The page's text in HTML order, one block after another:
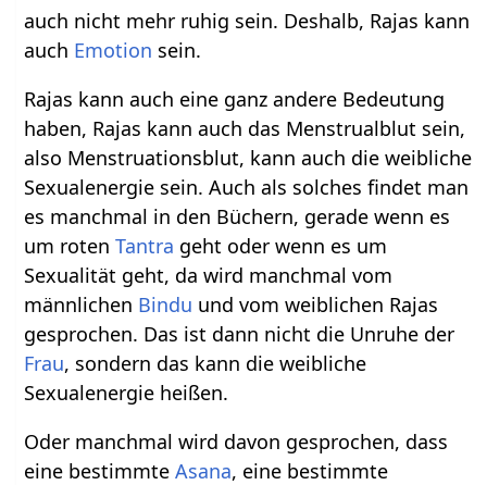
auch nicht mehr ruhig sein. Deshalb, Rajas kann
auch Emotion sein.
Rajas kann auch eine ganz andere Bedeutung
haben, Rajas kann auch das Menstrualblut sein,
also Menstruationsblut, kann auch die weibliche
Sexualenergie sein. Auch als solches findet man
es manchmal in den Büchern, gerade wenn es
um rotenTantra geht oder wenn es um
Sexualität geht, da wird manchmal vom
männlichen Bindu und vom weiblichen Rajas
gesprochen. Das ist dann nicht die Unruhe der
Frau, sondern das kann die weibliche
Sexualenergie heißen.
Oder manchmal wird davon gesprochen, dass
eine bestimmteAsana, eine bestimmte